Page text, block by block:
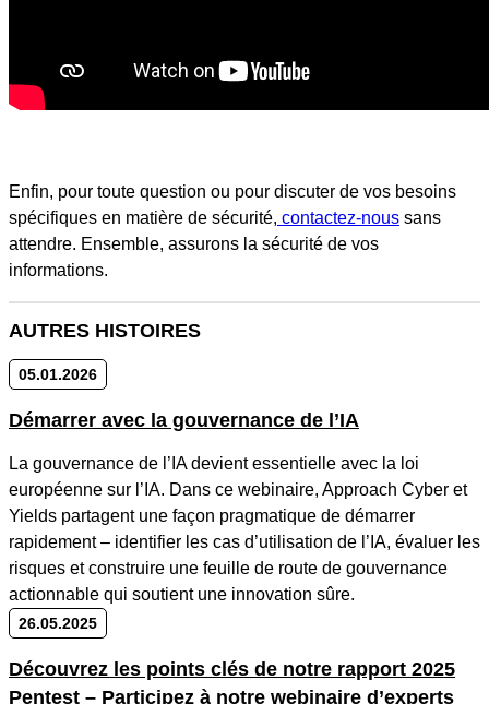
Enfin, pour toute question ou pour discuter de vos besoins
spécifiques en matière de sécurité, contactez-nous sans
attendre. Ensemble, assurons la sécurité de vos
informations.
AUTRES HISTOIRES
05.01.2026
Démarrer avec la gouvernance de l’IA
La gouvernance de l’IA devient essentielle avec la loi
européenne sur l’IA. Dans ce webinaire, Approach Cyber et
Yields partagent une façon pragmatique de démarrer
rapidement – identifier les cas d’utilisation de l’IA, évaluer les
risques et construire une feuille de route de gouvernance
actionnable qui soutient une innovation sûre.
26.05.2025
Découvrez les points clés de notre rapport 2025
Pentest – Participez à notre webinaire d’experts